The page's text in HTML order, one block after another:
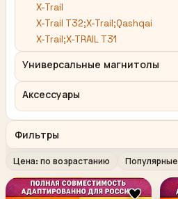
X-Trail
X-Trail T32;X-Trail;Qashqai
X-Trail;X-TRAIL T31
Универсальные магнитолы
Аксессуары
Фильтры
Цена: по возрастанию Популярные